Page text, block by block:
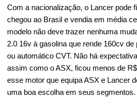
Com a nacionalização, o Lancer pode
chegou ao Brasil e vendia em média
modelo não deve trazer nenhuma
2.0 16v à gasolina que rende 160cv
ou automático CVT. Não há
assim como o ASX, ficou menos de
esse motor que equipa ASX e Lancer
uma boa escolha em seus segmentos.